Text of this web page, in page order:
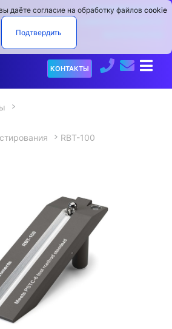
ПРОИЗВОДСТВО
КОНТАКТЫ
RBT-100
даёте согласие на обработку файлов cookie
Подтвердить